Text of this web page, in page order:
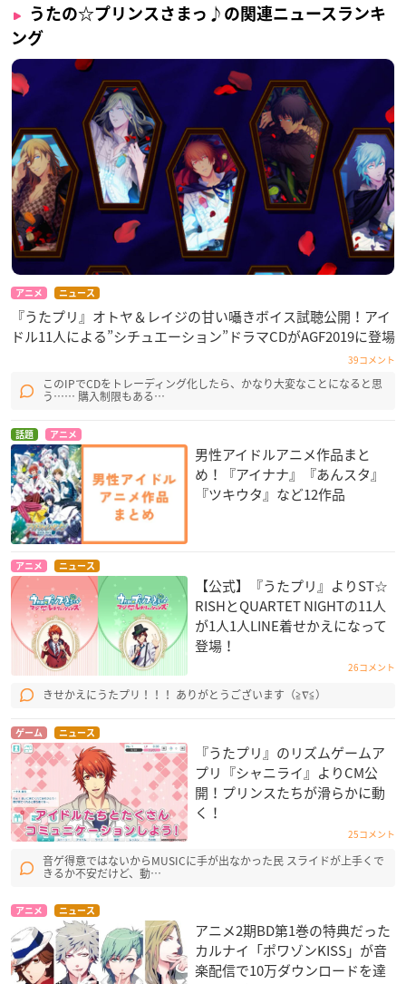
うたの☆プリンスさまっ♪の関連ニュースランキ
ング
アニメ ニュース
『うたプリ』オトヤ＆レイジの甘い囁きボイス試聴公開！アイ
ドル11人による”シチュエーション”ドラマCDがAGF2019に登場
39コメント
このIPでCDをトレーディング化したら、かなり大変なことになると思
う…… 購入制限もある…
話題 アニメ
男性アイドルアニメ作品まと
め！『アイナナ』『あんスタ』
『ツキウタ』など12作品
アニメ ニュース
【公式】『うたプリ』よりST☆
RISHとQUARTET NIGHTの11人
が1人1人LINE着せかえになって
登場！
26コメント
きせかえにうたプリ！！！ ありがとうございます（≧∇≦）
ゲーム ニュース
『うたプリ』のリズムゲームア
プリ『シャニライ』よりCM公
開！プリンスたちが滑らかに動
く！
25コメント
音ゲ得意ではないからMUSICに手が出なかった民 スライドが上手くで
きるか不安だけど、動…
アニメ ニュース
アニメ2期BD第1巻の特典だった
カルナイ「ポワゾンKISS」が音
楽配信で10万ダウンロードを達